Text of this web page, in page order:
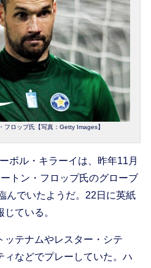
フロップ氏【写真：Getty Images】
ボル・キラーイは、昨年11月
トン・フロップ氏のグローブ
んでいたようだ。22日に英紙
じている。
テナムやレスター・シテ
ィなどでプレーしていた。ハ